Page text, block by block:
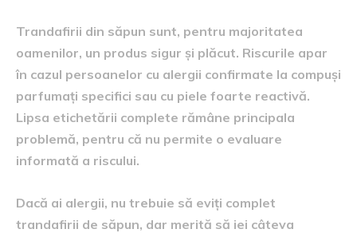
Trandafirii din săpun sunt, pentru majoritatea
oamenilor, un produs sigur și plăcut. Riscurile apar
în cazul persoanelor cu alergii confirmate la compuși
parfumați specifici sau cu piele foarte reactivă.
Lipsa etichetării complete rămâne principala
problemă, pentru că nu permite o evaluare
informată a riscului.
Dacă ai alergii, nu trebuie să eviți complet
trandafirii de săpun, dar merită să iei câteva